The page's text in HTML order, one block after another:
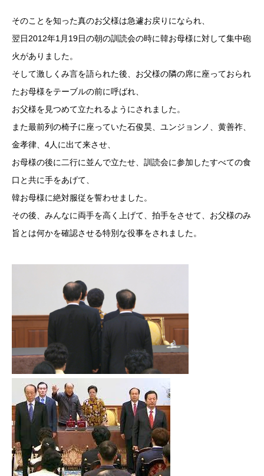
そのことを知った真のお父様は急遽お戻りになられ、
翌日2012年1月19日の朝の訓読会の時に韓お母様に対して集中砲
火がありました。
そして激しくみ言を語られた後、お父様の隣の席に座っておられ
たお母様をテーブルの前に呼ばれ、
お父様を見つめて立たれるようにされました。
また最前列の椅子に座っていた石俊昊、ユンジョンノ、黄善祚、
金孝律、4人に出て来させ、
お母様の後に二行に並んで立たせ、訓読会に参加したすべての食
口と共に手をあげて、
韓お母様に絶対服従を誓わせました。
その後、みんなに両手を高く上げて、拍手をさせて、お父様のみ
旨とは何かを確認させる特別な役事をされました。